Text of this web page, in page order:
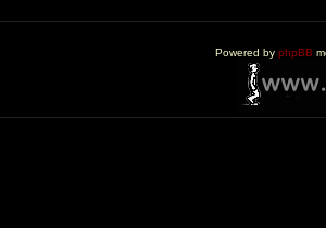
Powered by phpBB